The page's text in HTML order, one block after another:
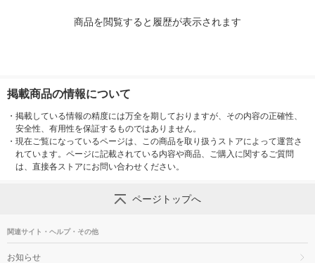
商品を閲覧すると履歴が表示されます
掲載商品の情報について
・ 掲載している情報の精度には万全を期しておりますが、その内容の正確性、
安全性、有用性を保証するものではありません。
・ 現在ご覧になっているページは、この商品を取り扱うストアによって運営さ
れています。ページに記載されている内容や商品、ご購入に関するご質問
は、直接各ストアにお問い合わせください。
ページトップへ
関連サイト・ヘルプ・その他
お知らせ